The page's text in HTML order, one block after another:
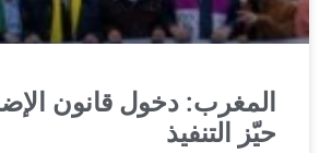
حيّز التنفيذ